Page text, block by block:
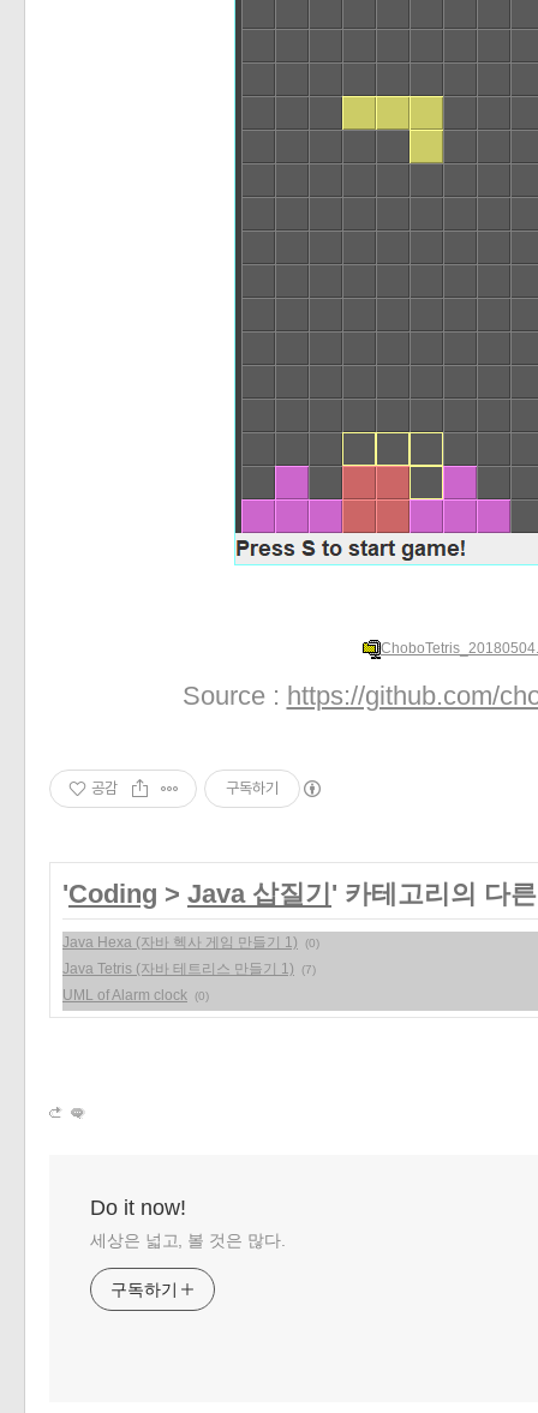
Source : https://github.com/
공감 구독하기
'Coding > Java 삽질기 ' 카테고리의 다
Java Hexa (자바 헥사 게임 만들기 1) (0)
Java Tetris (자바 테트리스 만들기 1) (7)
UML of Alarm clock (0)
Do it now!
세상은 넓고, 볼 것은 많다.
구독하기